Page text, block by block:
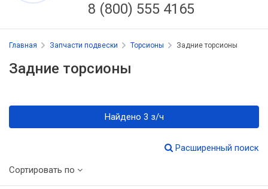
8 (800) 555 4165
Главная Запчасти подвески Торсионы Задние торсионы
Задние торсионы
Найдено 3 з/ч
Расширенный поиск
Сортировать по